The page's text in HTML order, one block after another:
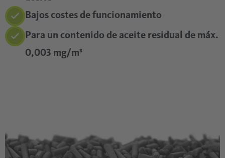
Bajos costes de funcionamiento
Para un contenido de aceite residual de máx.
0,003 mg/m³